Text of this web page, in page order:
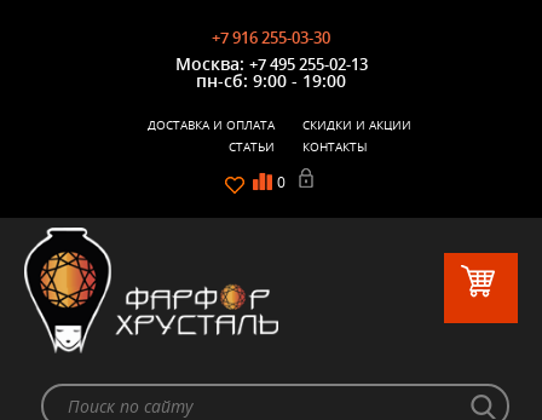
+7 916 255-03-30
Москва: +7 495 255-02-13
пн-сб: 9:00 - 19:00
0
ДОСТАВКА И ОПЛАТА
СКИДКИ И АКЦИИ
СТАТЬИ
КОНТАКТЫ